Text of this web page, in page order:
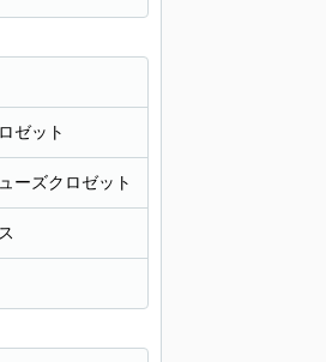
ゼット
ーズクロゼット